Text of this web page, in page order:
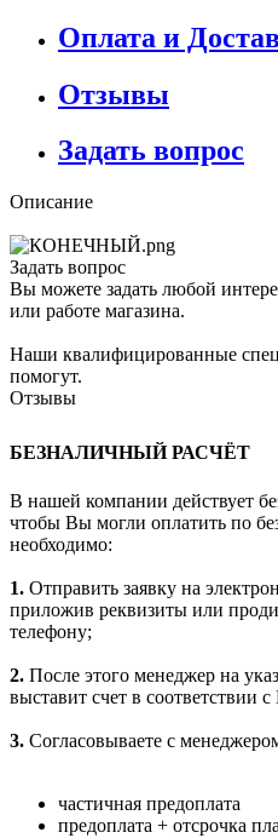
Оплата и
Отзывы
Задать вопрос
Описание
Задать вопрос
Вы можете задать любой
или работе магазина.
Наши квалифицированные
помогут.
Отзывы
БЕЗНАЛИЧНЫЙ РАСЧЁТ
В нашей компании действует
чтобы Вы могли оплатить по
необходимо:
1. Отправить заявку на
приложив реквизиты или
телефону;
2. После этого менеджер на
выставит счет в соответствии
3. Согласовываете с
частичная предоплата
предоплата + отсрочка